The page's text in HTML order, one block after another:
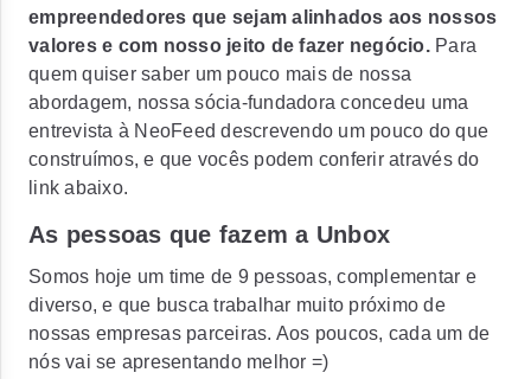
empreendedores que sejam alinhados aos nossos
valores e com nosso jeito de fazer negócio.Para
quem quiser saber um pouco mais de nossa
abordagem, nossa sócia-fundadora concedeu uma
entrevista à NeoFeed descrevendo um pouco do que
construímos, e que vocês podem conferir através do
link abaixo.
As pessoas que fazem a Unbox
Somos hoje um time de 9 pessoas, complementar e
diverso, e que busca trabalhar muito próximo de
nossas empresas parceiras. Aos poucos, cada um de
nós vai se apresentando melhor =)